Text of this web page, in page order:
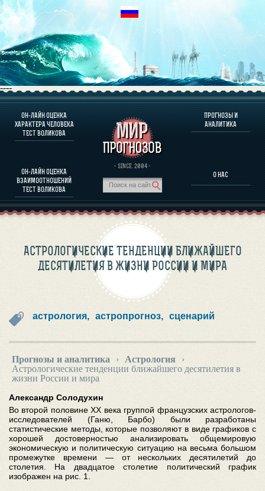
----
ОН-ЛАЙН ОЦЕНКА
ХАРАКТЕРА ЧЕЛОВЕКА
ТЕСТ ВОЛИКОВА
ОН-ЛАЙН ОЦЕНКА
ВЗАИМООТНОШЕНИЙ
ТЕСТ ВОЛИКОВА
· SINCE. 2004 ·
ПРОГНОЗЫ И
АНАЛИТИКА
О НАС
О ПРОГРАММЕ
ОЦЕНКА ХАРАКТЕРA ЧЕЛОВЕКА
ОЦЕНКА ХАРАКТЕРА ВЫДАЮЩИХСЯ ЛИЧНОСТЕЙ
О ПРОГРАММЕ
ПРОГНОЗЫ И АНАЛИТИКА
АСТРОЛОГИЧЕСКИЕ ТЕНДЕНЦИИ БЛИЖАЙШЕГО
ДЕСЯТИЛЕТИЯ В ЖИЗНИ РОССИИ И МИРА
астрология, астропрогноз, сценарий
Прогнозы и аналитика › Астрология
›
Астрологические тенденции ближайшего десятилетия в
жизни России и мира
Александр Солодухин
Во второй половине ХХ века группой французских астрологов-
исследователей (Ганю, Барбо) были разработаны
статистические методы, которые позволяют в виде графиков с
хорошей достоверностью анализировать общемировую
экономическую и политическую ситуацию на весьма большом
промежутке времени — от нескольких десятилетий до
столетия. На двадцатое столетие политический график
изображен на рис. 1.